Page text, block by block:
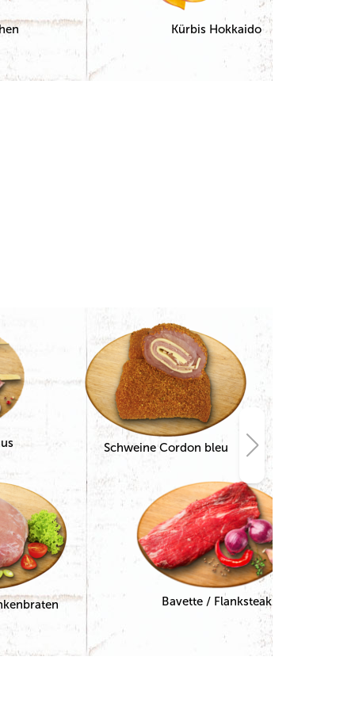
Kürbis Hokkaido
Schweine Cordon bleu
Bavette / Flanksteak